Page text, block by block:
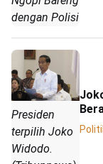
dengan Polisi
Presiden
terpilih Joko
Widodo.